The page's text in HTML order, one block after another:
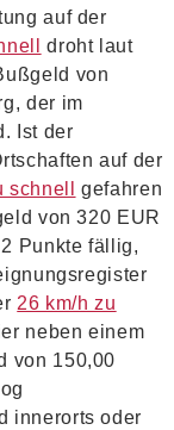
auf der
droht laut
von
der im
Ist der
auf der
schnell
gefahren
von 320 EUR
Punkte fällig,
26 km/h zu
neben einem
von 150,00
innerorts oder